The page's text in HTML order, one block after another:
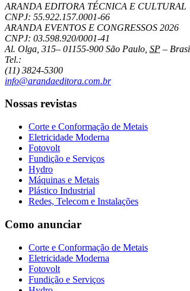
ARANDA EDITORA TÉCNICA E CULTURAL
CNPJ: 55.922.157.0001-66
ARANDA EVENTOS E CONGRESSOS 2026
CNPJ: 03.598.920/0001-41
Al. Olga, 315– 01155-900 São Paulo SP –
Tel.:
(11) 3824-5300
info@arandaeditora.com.br
Nossas revistas
Corte e Conformação de Metais
Eletricidade Moderna
Fotovolt
Fundição e Serviços
Hydro
Máquinas e Metais
Plástico Industrial
Redes, Telecom e Instalações
Como anunciar
Corte e Conformação de Metais
Eletricidade Moderna
Fotovolt
Fundição e Serviços